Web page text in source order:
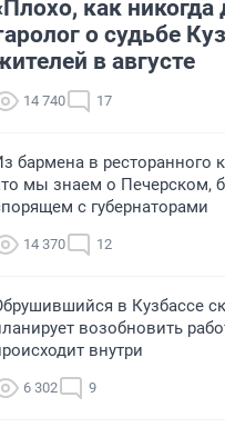
как никогда
о судьбе
в августе
14 740 17
бармена в ресторанного
мы знаем о Печерском,
с губернаторами
14 370 12
в Кузбассе
возобновить
внутри
6 302 9